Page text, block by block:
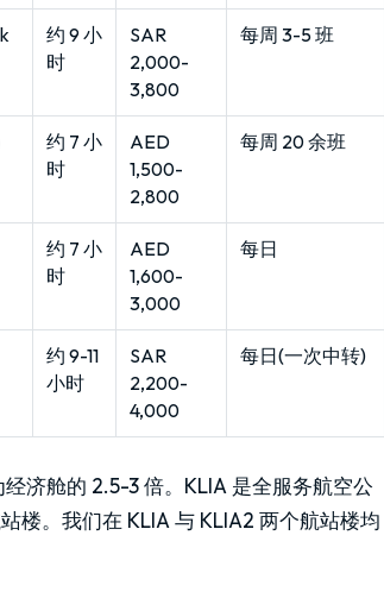
约 9 小
时
SAR
2,000-
3,800
每周 3-5 班
约 7 小
时
AED
1,500-
2,800
每周 20 余班
约 7 小
时
AED
1,600-
3,000
每日
约 9-11
小时
SAR
2,200-
4,000
每日(一次中转)
济舱的 2.5-3 倍。KLIA 是全服务航空公
楼。我们在 KLIA 与 KLIA2 两个航站楼均